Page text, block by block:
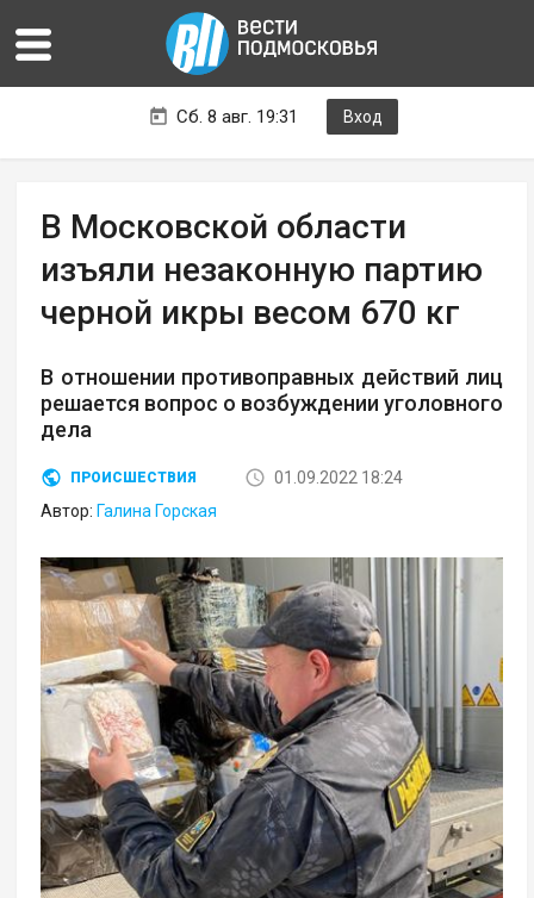
Сб. 8 авг. 19:31 Вход
В Московской области
изъяли незаконную партию
черной икры весом 670 кг
В отношении противоправных действий лиц
решается вопрос о возбуждении уголовного
дела
ПРОИСШЕСТВИЯ
01.09.2022 18:24
Автор: Галина Горская